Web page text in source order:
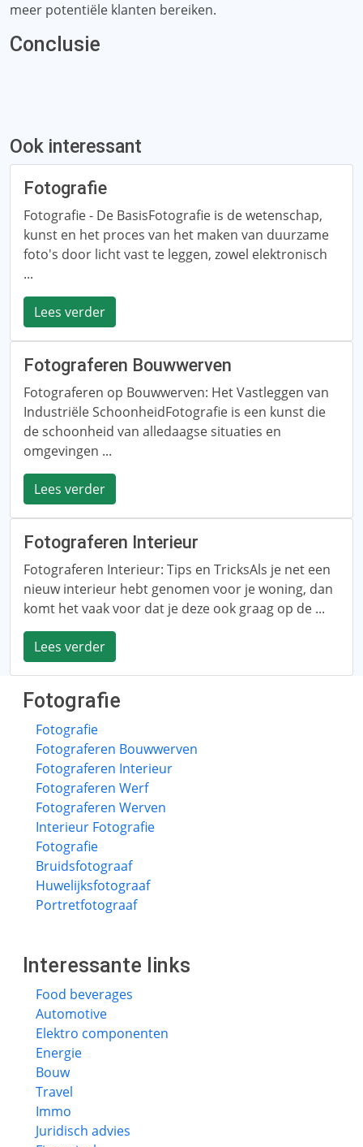
meer potentiële klanten bereiken.
Conclusie
Ook interessant
Fotografie
Fotografie - De BasisFotografie is de wetenschap,
kunst en het proces van het maken van duurzame
foto's door licht vast te leggen, zowel elektronisch
...
Lees verder
Fotograferen Bouwwerven
Fotograferen op Bouwwerven: Het Vastleggen van
Industriële SchoonheidFotografie is een kunst die
de schoonheid van alledaagse situaties en
omgevingen ...
Lees verder
Fotograferen Interieur
Fotograferen Interieur: Tips en TricksAls je net een
nieuw interieur hebt genomen voor je woning, dan
komt het vaak voor dat je deze ook graag op de ...
Lees verder
Fotografie
Fotografie
Fotograferen Bouwwerven
Fotograferen Interieur
Fotograferen Werf
Fotograferen Werven
Interieur Fotografie
Fotografie
Bruidsfotograaf
Huwelijksfotograaf
Portretfotograaf
Interessante links
Food beverages
Automotive
Elektro componenten
Energie
Bouw
Travel
Immo
Juridisch advies